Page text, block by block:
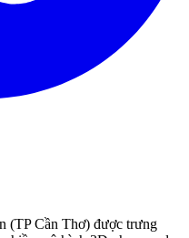
(TP Cần Thơ) được trưng